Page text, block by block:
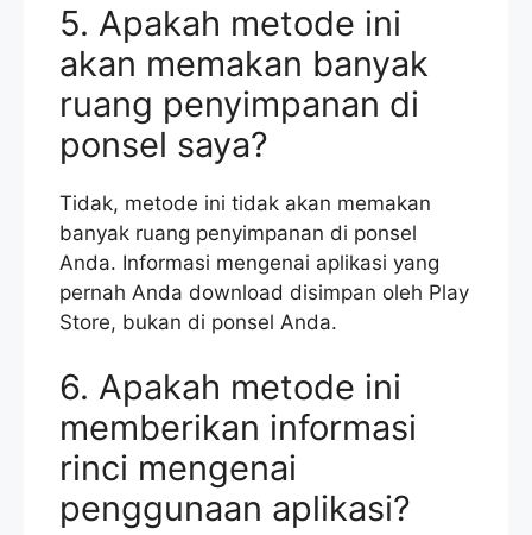
5. Apakah metode ini
akan memakan banyak
ruang penyimpanan di
ponsel saya?
Tidak, metode ini tidak akan memakan
banyak ruang penyimpanan di ponsel
Anda. Informasi mengenai aplikasi yang
pernah Anda download disimpan oleh Play
Store, bukan di ponsel Anda.
6. Apakah metode ini
memberikan informasi
rinci mengenai
penggunaan aplikasi?